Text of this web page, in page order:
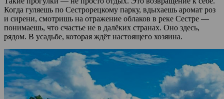
Когда гуляешь по Сестрорецкому парку, вдыхаешь аромат роз
и сирени, смотришь на отражение облаков в реке Сестре —
понимаешь, что счастье не в далёких странах. Оно здесь,
рядом. В усадьбе, которая ждёт настоящего хозяина.